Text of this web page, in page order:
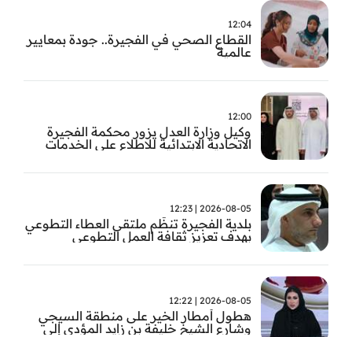
12:04
القطاع الصحي في الفجيرة.. جودة بمعايير
عالمية
12:00
وكيل وزارة العدل يزور محكمة الفجيرة
الاتحادية الابتدائية للاطلاع على الخدمات
2026-08-05 | 12:23
بلدية الفجيرة تنظّم ملتقى العطاء التطوعي
بهدف تعزيز ثقافة العمل التطوعي
2026-08-05 | 12:22
هطول أمطار الخير على منطقة السيجي
وشارع الشيخ خليفة بن زايد المؤدي إلى